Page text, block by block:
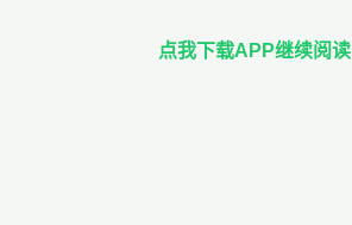
点我下载APP继续阅读